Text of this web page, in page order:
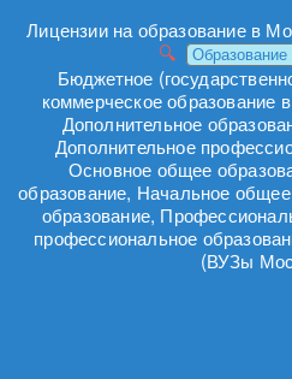
Лицензии на образование в
Бюджетное
коммерческое образование
Дополнительное
Дополнительное
Основное общее
образование, Начальное
образование,
профессиональное
(ВУЗы